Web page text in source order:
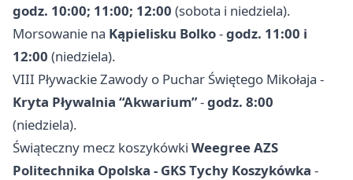
godz. 10:00; 11:00; 12:00 (sobota i niedziela).
Morsowanie na Kąpielisku Bolko-godz. 11:00 i
12:00 (niedziela).
VIII Pływackie Zawody o Puchar Świętego Mikołaja -
Kryta Pływalnia “Akwarium”-godz. 8:00
(niedziela).
Świąteczny mecz koszykówki Weegree AZS
Politechnika Opolska - GKS Tychy Koszykówka -